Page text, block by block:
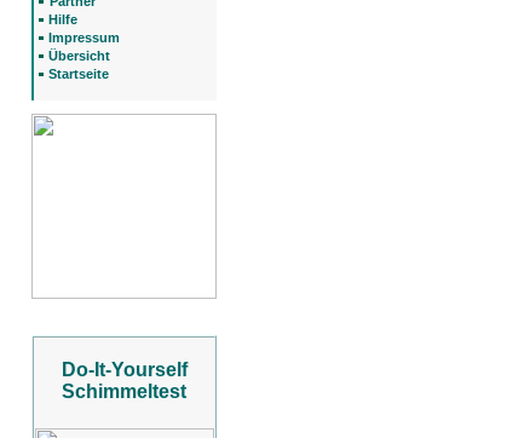
Hilfe
Impressum
Übersicht
Startseite
Do-It-Yourself
Schimmeltest